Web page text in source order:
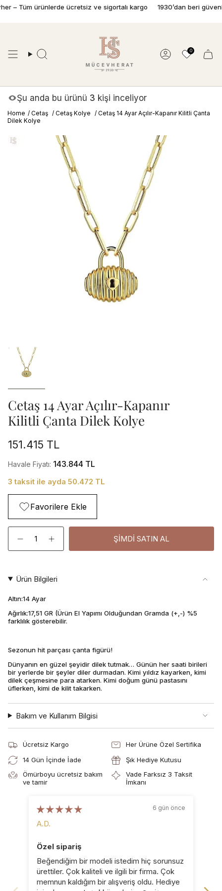
İçeriğe
Ara Hesap
0
Tüm ürünlerde ücretsiz ve sigortalı kargo 1930’dan beri güvenle
Şu anda bu ürünü 3 kişi inceliyor
Home / Cetaş / Cetaş Kolye / Cetaş 14 Ayar Açılır-Kapanır Kilitli Çanta
Dilek Kolye
Cetaş 14 Ayar Açılır-Kapanır
Kilitli Çanta Dilek Kolye
151.415 TL
Havale Fiyatı: 143.844 TL
3 taksit ile ayda 50.472 TL
Favorilere Ekle
Adet
ŞIMDI SATIN AL
Ürün Bilgileri
Altın:14 Ayar
Ağırlık:17,51 GR (Ürün El Yapımı Olduğundan Gramda (+,-) %5
farklılık gösterebilir.
Sezonun hit parçası çanta figürü!
Dünyanın en güzel şeyidir dilek tutmak… Günün her saati birileri
bir yerlerde bir şeyler diler durmadan. Kimi yıldız kayarken, kimi
dilek çeşmesine para atarken. Kimi doğum günü pastasını
üflerken, kimi de kilit takarken.
Bakım ve Kullanım Bilgisi
Ücretsiz Kargo
Her Ürüne Özel Sertifika
14 Gün İçinde İade
Şık Hediye Kutusu
Ömürboyu ücretsiz bakım
ve tamir
Vade Farksız 3 Taksit
İmkanı
6 gün önce
A.D.
Özel sipariş
Beğendiğim bir modeli istedim hiç sorunsuz
ürettiler. Çok kaliteli ve ilgili bir firma. Çok
memnun kaldığım bir alışveriş oldu. Hediye